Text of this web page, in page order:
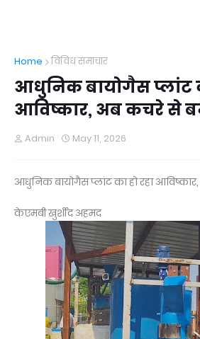
Home विविध समाचार
आधुनिक बायोगैस प्लांट
आविष्कार, अब कचरे से
Admin May 11, 2026
आधुनिक बायोगैस प्लांट का हो रहा
केएमबी खुर्शीद अहमद